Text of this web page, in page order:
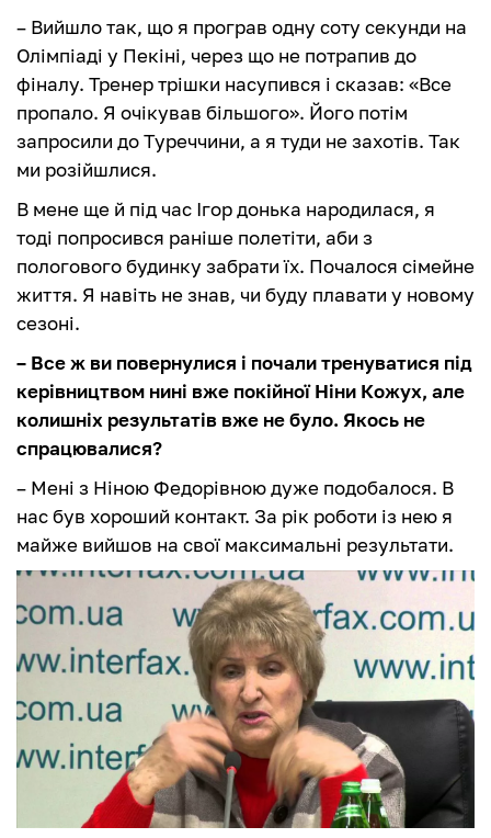
– Вийшло так, що я програв одну соту секунди на
Олімпіаді у Пекіні, через що не потрапив до
фіналу. Тренер трішки насупився і сказав: «Все
пропало. Я очікував більшого». Його потім
запросили до Туреччини, а я туди не захотів. Так
ми розійшлися.
В мене ще й під час Ігор донька народилася, я
тоді попросився раніше полетіти, аби з
пологового будинку забрати їх. Почалося сімейне
життя. Я навіть не знав, чи буду плавати у новому
сезоні.
– Все ж ви повернулися і почали тренуватися під
керівництвом нині вже покійної Ніни Кожух, але
колишніх результатів вже не було. Якось не
спрацювалися?
– Мені з Ніною Федорівною дуже подобалося. В
нас був хороший контакт. За рік роботи із нею я
майже вийшов на свої максимальні результати.